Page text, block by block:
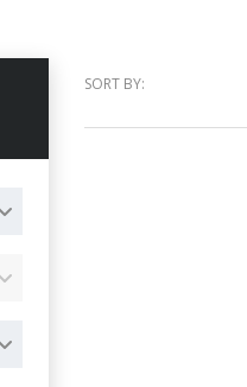
SORT BY: